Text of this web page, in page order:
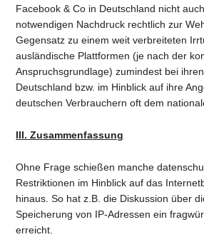
Facebook & Co in Deutschland nicht
notwendigen Nachdruck rechtlich zur
Gegensatz zu einem weit verbreiteten
ausländische Plattformen (je nach der
Anspruchsgrundlage) zumindest bei
Deutschland bzw. im Hinblick auf ihre
deutschen Verbrauchern oft dem
III. Zusammenfassung
Ohne Frage schießen manche
Restriktionen im Hinblick auf das
hinaus. So hat z.B. die Diskussion über
Speicherung von IP-Adressen ein
erreicht.